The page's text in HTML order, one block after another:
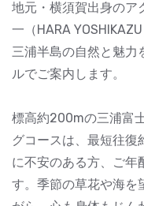
地元・横須賀出身のア
一（HARA YOSHIKAZU
三浦半島の自然と魅力
ルでご案内します。
標高約200mの三浦富
グコースは、最短往
に不安のある方、ご年
す。季節の草花や海を